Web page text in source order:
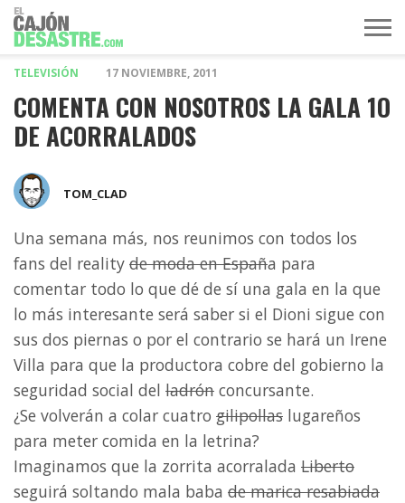
TELEVISIÓN 17 NOVIEMBRE, 2011
COMENTA CON NOSOTROS LA GALA 1O
DE ACORRALADOS
TOM_CLAD
Una semana más, nos reunimos con todos los
fans del reality de moda en España para
comentar todo lo que dé de sí una gala en la que
lo más interesante será saber si el Dioni sigue con
sus dos piernas o por el contrario se hará un Irene
Villa para que la productora cobre del gobierno la
seguridad social del ladrón concursante.
¿Se volverán a colar cuatro gilipollas lugareños
para meter comida en la letrina?
Imaginamos que la zorrita acorralada Liberto
seguirá soltando mala baba de marica resabiada